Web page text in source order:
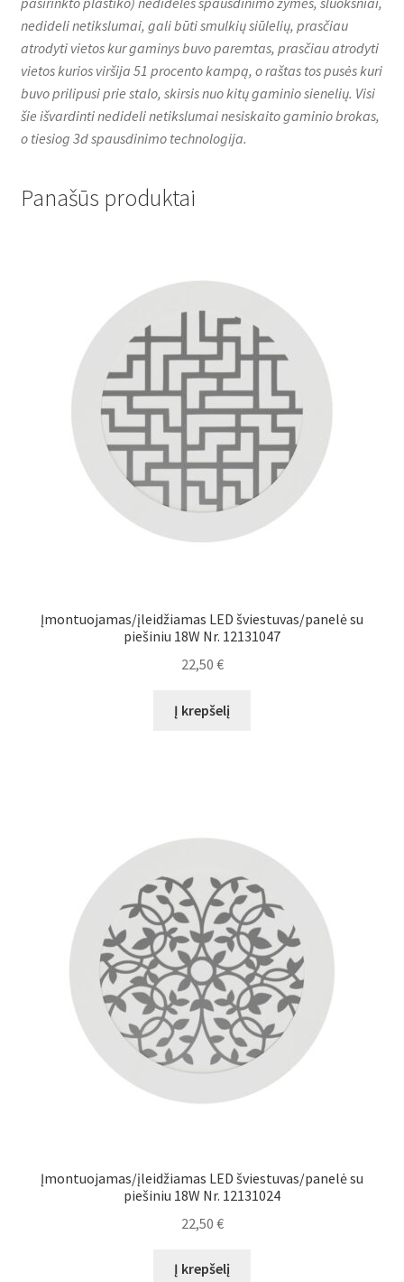
nedideli netikslumai, gali būti smulkių siūlelių, prasčiau
atrodyti vietos kur gaminys buvo paremtas, prasčiau atrodyti
vietos kurios viršija 51 procento kampą, o raštas tos pusės kuri
buvo prilipusi prie stalo, skirsis nuo kitų gaminio sienelių. Visi
šie išvardinti nedideli netikslumai nesiskaito gaminio brokas,
o tiesiog 3d spausdinimo technologija.
Panašūs produktai
Įmontuojamas/įleidžiamas LED šviestuvas/panelė su
piešiniu 18W Nr. 12131047
22,50 €
Į krepšelį
Įmontuojamas/įleidžiamas LED šviestuvas/panelė su
piešiniu 18W Nr. 12131024
22,50 €
Į krepšelį